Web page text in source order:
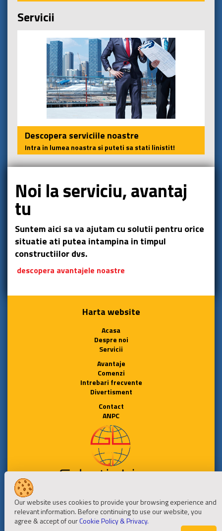
Our website uses cookies to provide your browsing experience and
relevant information. Before continuing to use our website, you
agree & accept of ourCookie Policy & Privacy.
Servicii
Descopera serviciile noastre
Intra in lumea noastra si puteti sa stati linistit!
Noi la serviciu, avantaj
tu
Suntem aici sa va ajutam cu solutii pentru orice
situatie ati putea intampina in timpul
constructiilor dvs.
descopera avantajele noastre
Harta website
Acasa
Despre noi
Servicii
Avantaje
Comenzi
Intrebari frecvente
Divertisment
Contact
ANPC
Urmareste-ne